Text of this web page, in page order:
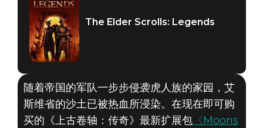
The Elder Scrolls: Legends
随着帝国的军队一步步侵袭虎人族的家园，艾
斯维省的沙土已被热血所浸染。在现在即可购
买的《上古卷轴：传奇》最新扩展包〈Moons